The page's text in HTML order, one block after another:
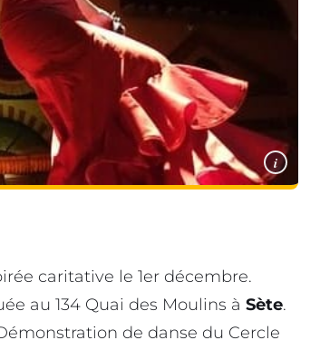
i
caritative le 1er décembre.
au 134 Quai des Moulins à Sète.
de danse du Cercle